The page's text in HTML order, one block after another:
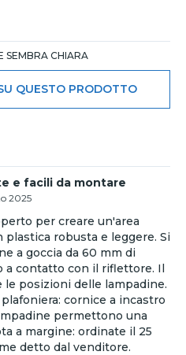
SEMBRA CHIARA
QUESTO PRODOTTO
e facili da montare
2025
per creare un'area
robusta e leggere. Si
a goccia da 60 mm di
a contatto con il riflettore. Il
posizioni delle lampadine.
cornice a incastro
permettono una
a margine: ordinate il 25
detto dal venditore.